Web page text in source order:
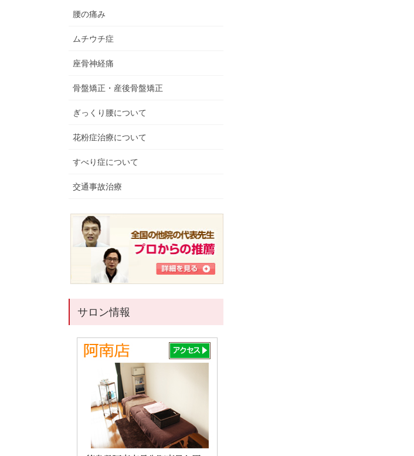
腰の痛み
ムチウチ症
座骨神経痛
骨盤矯正・産後骨盤矯正
ぎっくり腰について
花粉症治療について
すべり症について
交通事故治療
サロン情報